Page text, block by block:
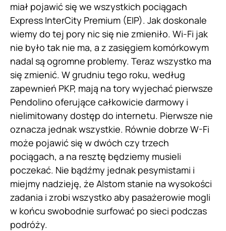
miał pojawić się we wszystkich pociągach
Express InterCity Premium (EIP). Jak doskonale
wiemy do tej pory nic się nie zmieniło. Wi-Fi jak
nie było tak nie ma, a z zasięgiem komórkowym
nadal są ogromne problemy. Teraz wszystko ma
się zmienić. W grudniu tego roku, według
zapewnień PKP, mają na tory wyjechać pierwsze
Pendolino oferujące całkowicie darmowy i
nielimitowany dostęp do internetu. Pierwsze nie
oznacza jednak wszystkie. Równie dobrze W-Fi
może pojawić się w dwóch czy trzech
pociągach, a na resztę będziemy musieli
poczekać. Nie bądźmy jednak pesymistami i
miejmy nadzieję, że Alstom stanie na wysokości
zadania i zrobi wszystko aby pasażerowie mogli
w końcu swobodnie surfować po sieci podczas
podróży.